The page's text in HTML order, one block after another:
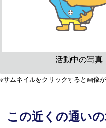
活動中の写真
※サムネイルをクリックすると画像が
この近くの通い